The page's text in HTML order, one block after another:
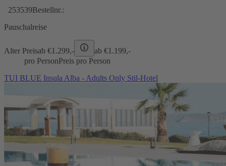
253539Bestellnr.:
Pauschalreise
Alter Preisab €1.299,- ab €1.199,-
pro PersonPreis pro Person
TUI BLUE Insula Alba - Adults Only Stil-Hotel